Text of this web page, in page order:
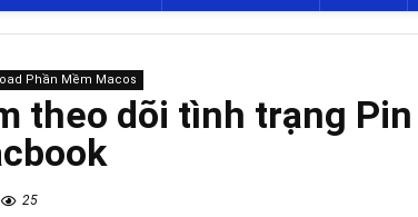
Phần Mềm Macos
theo dõi tình trạng Pin
25